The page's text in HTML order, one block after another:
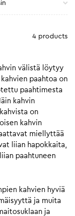
4 products
välistä löytyy
paahtoa on
paahtimesta
kahvin
on
kahvin
miellyttää
liian hapokkaita,
paahtuneen
kahvien hyviä
ja muita
ja